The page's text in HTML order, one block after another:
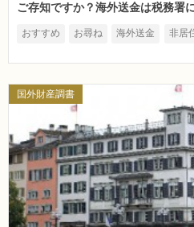
ご存知ですか？海外送金は税務署
おすすめ お尋ね 海外送金 非居
国外財産調書